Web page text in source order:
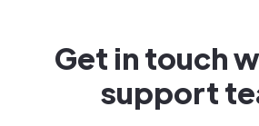
Get in touch
support